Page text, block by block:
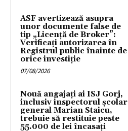
ASF avertizează asupra
unor documente false de
tip „Licență de Broker”:
Verificați autorizarea în
Registrul public înainte de
orice investiție
07/08/2026
Nouă angajați ai ISJ Gorj,
inclusiv inspectorul școlar
general Marian Staicu,
trebuie să restituie peste
55.000 de lei încasați